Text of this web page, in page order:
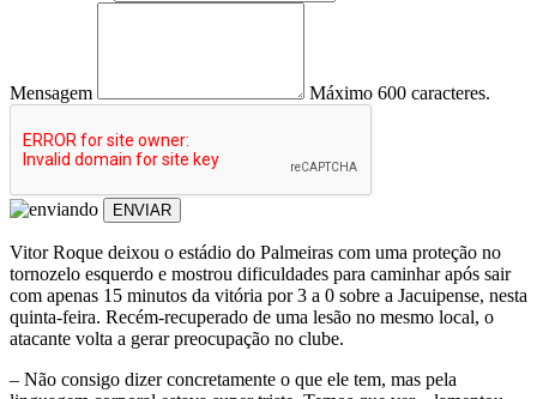
Mensagem Máximo 600 caracteres.
ENVIAR
Vitor Roque deixou o estádio do Palmeiras com uma proteção no
tornozelo esquerdo e mostrou dificuldades para caminhar após sair
com apenas 15 minutos da vitória por 3 a 0 sobre a Jacuipense, nesta
quinta-feira. Recém-recuperado de uma lesão no mesmo local, o
atacante volta a gerar preocupação no clube.
– Não consigo dizer concretamente o que ele tem, mas pela